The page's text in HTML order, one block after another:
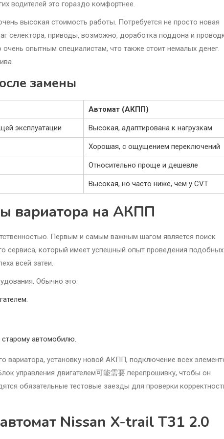
водителей это гораздо комфортнее.
высокая стоимость работы. Потребуется не просто новая
селектора, приводы, возможно, доработка поддона и
опытным специалистам, что также стоит немалых денег.
замены
Автомат (АКПП)
эксплуатации Высокая, адаптирована к нагрузкам
Хорошая, с ощущением переключений
Относительно проще и дешевле
Высокая, но часто ниже, чем у CVT
вариатора на АКПП
Первым и самым важным шагом является поиск
сервиса, который имеет успешный опыт проведения подобных
всей затеи.
Обычно это:
автомобилю.
вариатора, установку новой АКПП, подключение всех
управления двигателем可能需要 перепрошивку, чтобы он
обязательные тестовые заезды для проверки
Nissan X-trail T31 2.0